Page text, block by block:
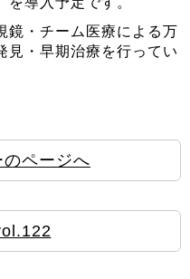
鏡・チーム医療による万
見・早期治療を行ってい
ページへ